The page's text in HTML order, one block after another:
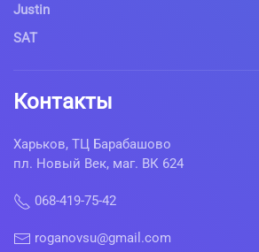
Justin
SAT
Контакты
Харьков, ТЦ Барабашово
пл. Новый Век, маг. ВК 624
068-419-75-42
roganovsu@gmail.com